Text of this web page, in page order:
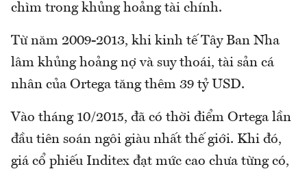
chìm trong khủng hoảng tài chính.
Từ năm 2009-2013, khi kinh tế Tây Ban Nha
lâm khủng hoảng nợ và suy thoái, tài sản cá
nhân của Ortega tăng thêm 39 tỷ USD.
Vào tháng 10/2015, đã có thời điểm Ortega lần
đầu tiên soán ngôi giàu nhất thế giới. Khi đó,
giá cổ phiếu Inditex đạt mức cao chưa từng có,